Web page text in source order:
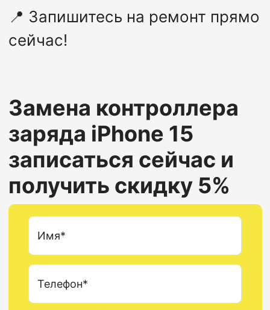
📍 Запишитесь на ремонт прямо
сейчас!
Замена контроллера
заряда iPhone 15
записаться сейчас и
получить скидку 5%
Имя*
Телефон*